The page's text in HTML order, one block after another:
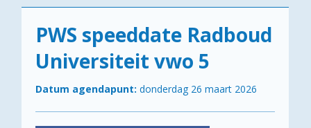
PWS speeddate Radboud
Universiteit vwo 5
Datum agendapunt: donderdag 26 maart 2026